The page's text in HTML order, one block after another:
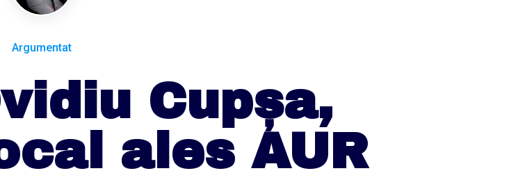
Argumentat
Cupșa,
ales AUR